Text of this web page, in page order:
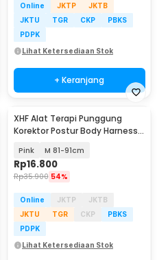
Online JKTP
JKTB
JKTU
TGR CKP
PBKS
PDPK
Lihat Ketersediaan Stok
+ Keranjang
XHF Alat Terapi Punggung
Korektor Postur Body Harness
Pink M 81-91cm
Rp16.800
Rp35.900 54%
Online JKTP
JKTB
JKTU
TGR CKP
PBKS
PDPK
Lihat Ketersediaan Stok